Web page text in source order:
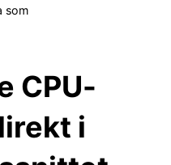
som
CPU-
i